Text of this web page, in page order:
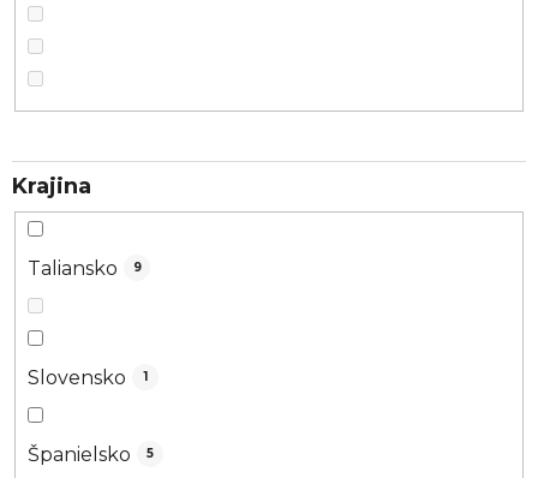
Krajina
Taliansko 9
Slovensko 1
Španielsko 5